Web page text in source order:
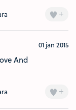
+
01 jan 2015
And
+